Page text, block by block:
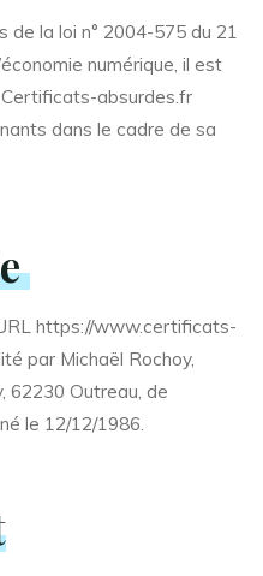
la loi n° 2004-575 du 21
numérique, il est
absurdes.fr
dans le cadre de sa
https://www.certificats-
par Michaël Rochoy,
62230 Outreau, de
le 12/12/1986.